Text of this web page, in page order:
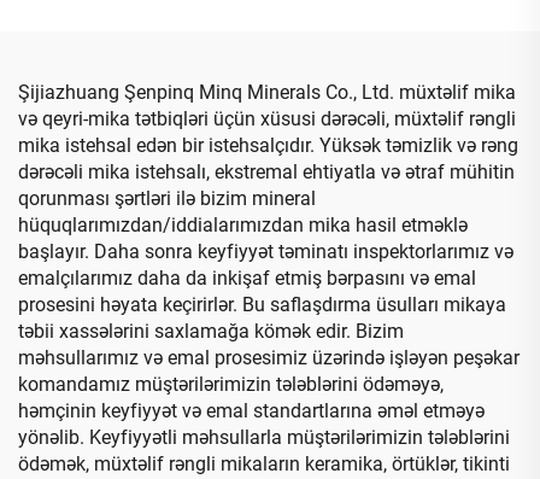
Şijiazhuang Şenpinq Minq Minerals Co., Ltd. müxtəlif mika
və qeyri-mika tətbiqləri üçün xüsusi dərəcəli, müxtəlif rəngli
mika istehsal edən bir istehsalçıdır. Yüksək təmizlik və rəng
dərəcəli mika istehsalı, ekstremal ehtiyatla və ətraf mühitin
qorunması şərtləri ilə bizim mineral
hüquqlarımızdan/iddialarımızdan mika hasil etməklə
başlayır. Daha sonra keyfiyyət təminatı inspektorlarımız və
emalçılarımız daha da inkişaf etmiş bərpasını və emal
prosesini həyata keçirirlər. Bu saflaşdırma üsulları mikaya
təbii xassələrini saxlamağa kömək edir. Bizim
məhsullarımız və emal prosesimiz üzərində işləyən peşəkar
komandamız müştərilərimizin tələblərini ödəməyə,
həmçinin keyfiyyət və emal standartlarına əməl etməyə
yönəlib. Keyfiyyətli məhsullarla müştərilərimizin tələblərini
ödəmək, müxtəlif rəngli mikaların keramika, örtüklər, tikinti